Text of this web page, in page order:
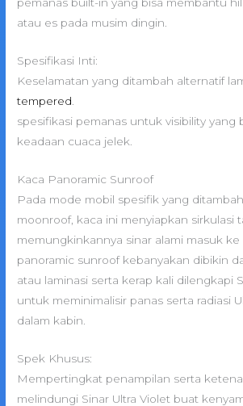
pemanas built-in yang bisa membantu
atau es pada musim dingin.
Spesifikasi Inti:
Keselamatan yang ditambah alternatif
tempered
spesifikasi pemanas untuk visibility yang
keadaan cuaca jelek.
Kaca Panoramic Sunroof
Pada mode mobil spesifik yang
moonroof, kaca ini menyiapkan sirkulasi
memungkinkannya sinar alami masuk ke
panoramic sunroof kebanyakan dibikin
atau laminasi serta kerap kali dilengkapi
untuk meminimalisir panas serta radiasi
dalam kabin.
Spek Khusus:
Mempertingkat penampilan serta
melindungi Sinar Ultra Violet buat